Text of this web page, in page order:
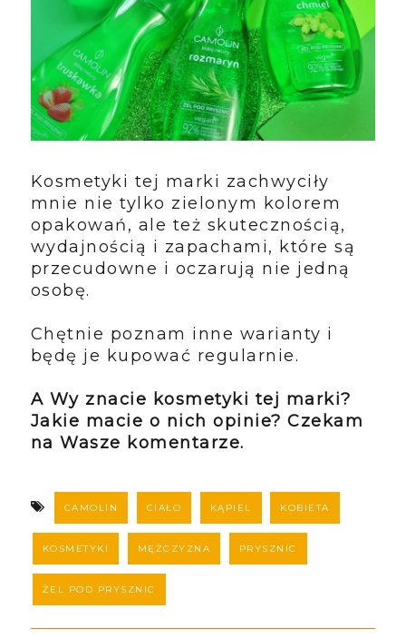
Kosmetyki tej marki zachwyciły
mnie nie tylko zielonym kolorem
opakowań, ale też skutecznością,
wydajnością i zapachami, które są
przecudowne i oczarują nie jedną
osobę.
Chętnie poznam inne warianty i
będę je kupować regularnie.
A Wy znacie kosmetyki tej marki?
Jakie macie o nich opinie? Czekam
na Wasze komentarze.
CAMOLIN CIAŁO KĄPIEL KOBIETA
KOSMETYKI MĘŻCZYZNA PRYSZNIC
ŻEL POD PRYSZNIC